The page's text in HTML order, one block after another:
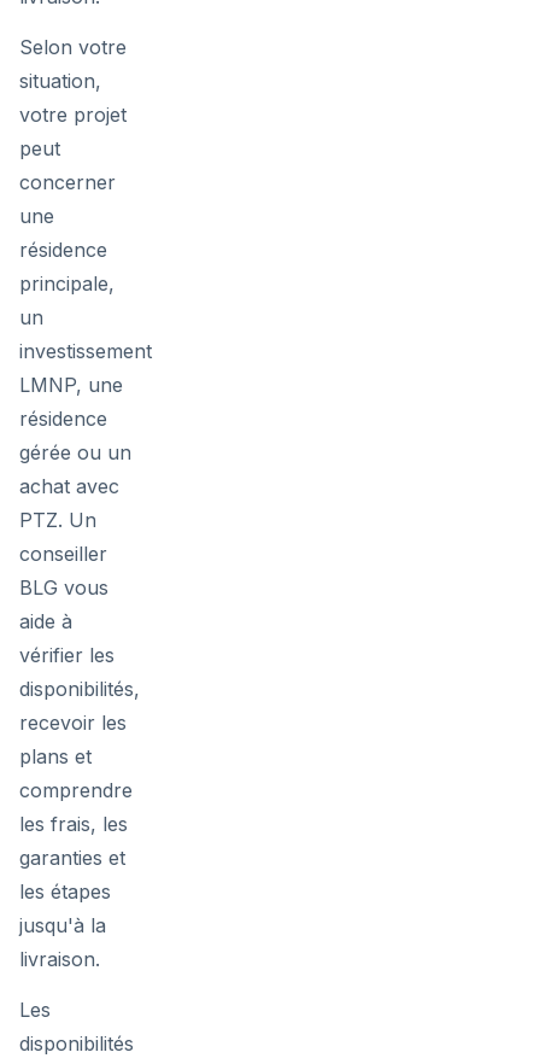
Selon votre
situation,
votre projet
peut
concerner
une
résidence
principale,
un
investissement
LMNP, une
résidence
gérée ou un
achat avec
PTZ. Un
conseiller
BLG vous
aide à
vérifier les
disponibilités,
recevoir les
plans et
comprendre
les frais, les
garanties et
les étapes
jusqu'à la
livraison.
Les
disponibilités